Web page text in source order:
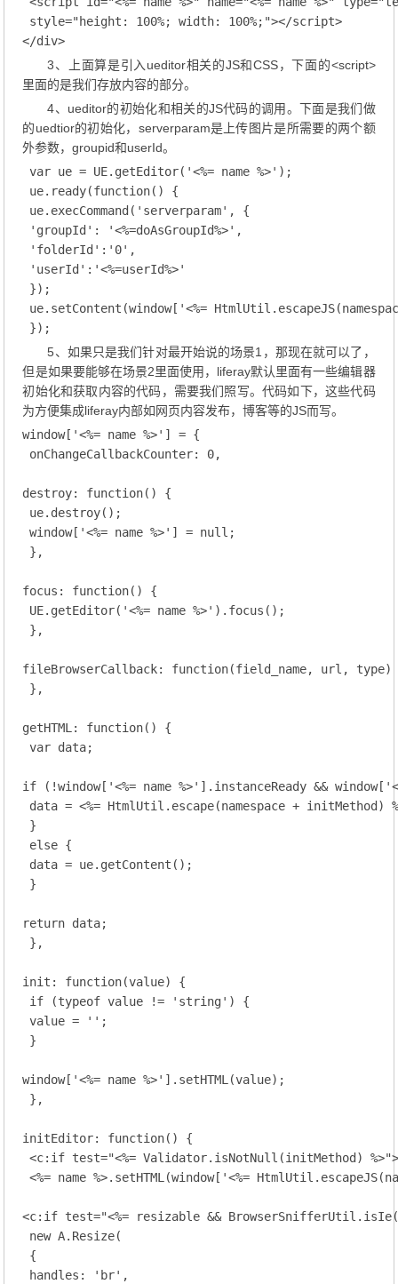
style="height: 100%; width: 100%;"></script>
</div>
3、上面算是引入ueditor相关的JS和CSS，下面的<script>
里面的是我们存放内容的部分。
4、ueditor的初始化和相关的JS代码的调用。下面是我们做
的uedtior的初始化，serverparam是上传图片是所需要的两个额
外参数，groupid和userId。
var ue = UE.getEditor('<%= name %>');
ue.ready(function() {
ue.execCommand('serverparam', {
'groupId': '<%=doAsGroupId%>',
'folderId':'0',
'userId':'<%=userId%>'
});
ue.setContent(window['<%=
5、如果只是我们针对最开始说的场景1，那现在就可以了，
但是如果要能够在场景2里面使用，liferay默认里面有一些编辑器
初始化和获取内容的代码，需要我们照写。代码如下，这些代码
为方便集成liferay内部如网页内容发布，博客等的JS而写。
window['<%= name %>'] = {
onChangeCallbackCounter: 0,
destroy: function() {
ue.destroy();
window['<%= name %>'] = null;
},
focus: function() {
UE.getEditor('<%= name %>').focus();
},
fileBrowserCallback: function(field_name, url,
},
getHTML: function() {
var data;
if (!window['<%= name %>'].instanceReady &&
data = <%= HtmlUtil.escape(namespace + initMethod)
}
else {
data = ue.getContent();
}
return data;
},
init: function(value) {
if (typeof value != 'string') {
value = '';
}
window['<%= name %>'].setHTML(value);
},
initEditor: function() {
<c:if test="<%= Validator.isNotNull(initMethod)
<%= name %>.setHTML(window['<%=
<c:if test="<%= resizable &&
new A.Resize(
{
handles: 'br',